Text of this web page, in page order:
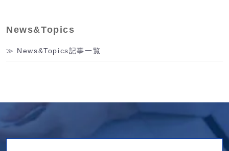
News&Topics
News&Topics記事一覧